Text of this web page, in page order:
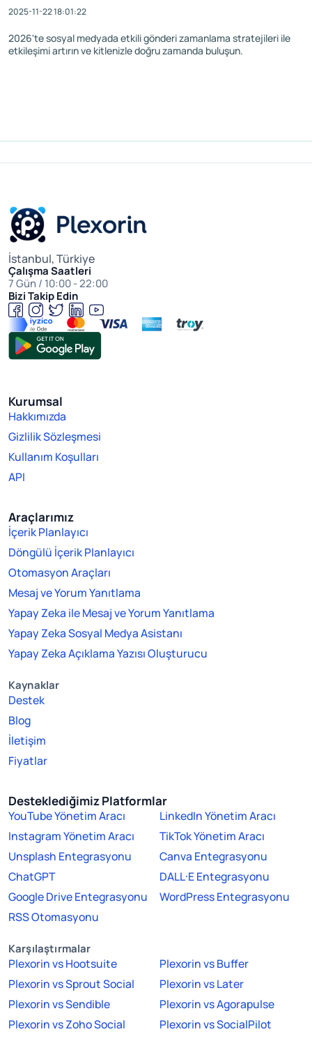
2025-11-22 18:01:22
2026'te sosyal medyada etkili gönderi zamanlama stratejileri ile
etkileşimi artırın ve kitlenizle doğru zamanda buluşun.
İstanbul, Türkiye
Çalışma Saatleri
7 Gün / 10:00 - 22:00
Bizi Takip Edin
Kurumsal
Hakkımızda
Gizlilik Sözleşmesi
Kullanım Koşulları
API
Araçlarımız
İçerik Planlayıcı
Döngülü İçerik Planlayıcı
Otomasyon Araçları
Mesaj ve Yorum Yanıtlama
Yapay Zeka ile Mesaj ve Yorum Yanıtlama
Yapay Zeka Sosyal Medya Asistanı
Yapay Zeka Açıklama Yazısı Oluşturucu
Kaynaklar
Destek
Blog
İletişim
Fiyatlar
Desteklediğimiz Platformlar
YouTube Yönetim Aracı
LinkedIn Yönetim Aracı
Instagram Yönetim Aracı
TikTok Yönetim Aracı
Unsplash Entegrasyonu
Canva Entegrasyonu
ChatGPT
DALL·E Entegrasyonu
Google Drive Entegrasyonu
WordPress Entegrasyonu
RSS Otomasyonu
Karşılaştırmalar
Plexorin vs Hootsuite
Plexorin vs Buffer
Plexorin vs Sprout Social
Plexorin vs Later
Plexorin vs Sendible
Plexorin vs Agorapulse
Plexorin vs Zoho Social
Plexorin vs SocialPilot